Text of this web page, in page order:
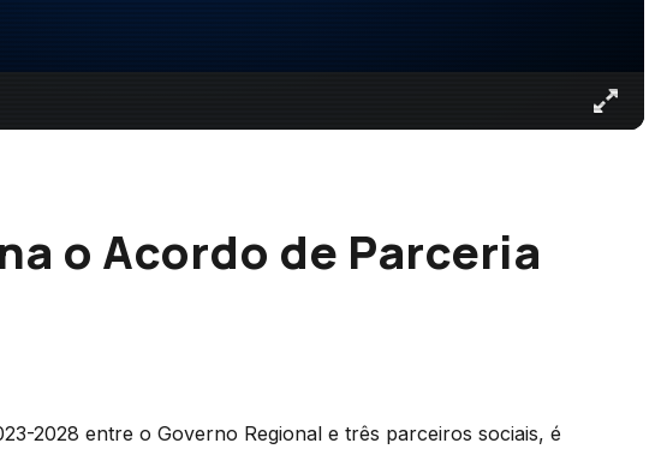
o Acordo de Parceria
2028 entre o Governo Regional e três parceiros sociais, é